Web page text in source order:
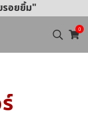
รอยยิ้ม"
0